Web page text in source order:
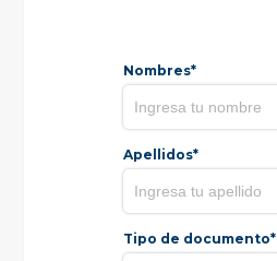
Nombres*
Apellidos*
Tipo de documento*